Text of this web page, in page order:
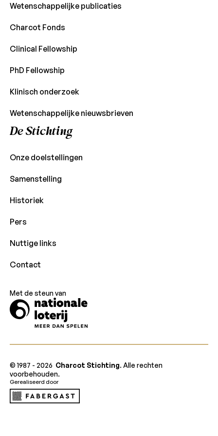
Wetenschappelijke publicaties
Charcot Fonds
Clinical Fellowship
PhD Fellowship
Klinisch onderzoek
Wetenschappelijke nieuwsbrieven
De Stichting
Onze doelstellingen
Samenstelling
Historiek
Pers
Nuttige links
Contact
Met de steun van
© 1987 - 2026 Charcot Stichting. Alle rechten
voorbehouden.
Gerealiseerd door